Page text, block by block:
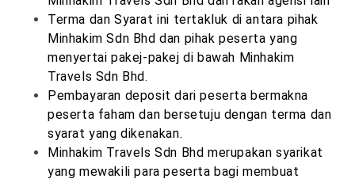
Terma dan Syarat ini tertakluk di antara pihak
Minhakim Sdn Bhd dan pihak peserta yang
menyertai pakej-pakej di bawah Minhakim
Travels Sdn Bhd.
Pembayaran deposit dari peserta bermakna
peserta faham dan bersetuju dengan terma dan
syarat yang dikenakan.
Minhakim Travels Sdn Bhd merupakan syarikat
yang mewakili para peserta bagi membuat